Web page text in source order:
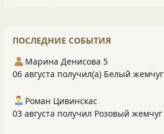
ПОСЛЕДНИЕ СОБЫТИЯ
Марина Денисова 5
06 августа получил(а) Белый жемчуг
Роман Цивинскас
03 августа получил Розовый жемчуг